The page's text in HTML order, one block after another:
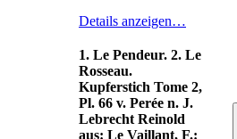
Details anzeigen…
1. Le Pendeur. 2. Le
Rosseau.
Kupferstich Tome 2,
Pl. 66 v. Perée n. J.
Lebrecht Reinold
aus: Le Vaillant, F.: